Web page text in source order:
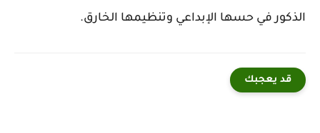
الذكور في حسها الإبداعي وتنظيمها الخارق.
قد يعجبك